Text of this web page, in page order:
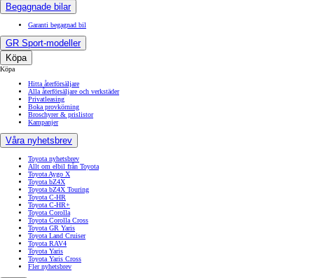
Begagnade bilar
Garanti begagnad bil
GR Sport-modeller
Köpa
Köpa
Hitta återförsäljare
Alla återförsäljare och verkstäder
Privatleasing
Boka provkörning
Broschyrer & prislistor
Kampanjer
Våra nyhetsbrev
Toyota nyhetsbrev
Allt om elbil från Toyota
Toyota Aygo X
Toyota bZ4X
Toyota bZ4X Touring
Toyota C-HR
Toyota C-HR+
Toyota Corolla
Toyota Corolla Cross
Toyota GR Yaris
Toyota Land Cruiser
Toyota RAV4
Toyota Yaris
Toyota Yaris Cross
Fler nyhetsbrev